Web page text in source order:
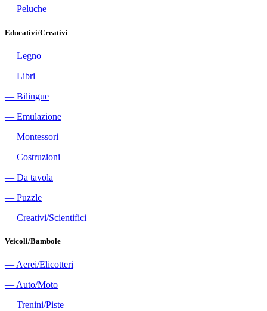
― Peluche
Educativi/Creativi
― Legno
― Libri
― Bilingue
― Emulazione
― Montessori
― Costruzioni
― Da tavola
― Puzzle
― Creativi/Scientifici
Veicoli/Bambole
― Aerei/Elicotteri
― Auto/Moto
― Trenini/Piste